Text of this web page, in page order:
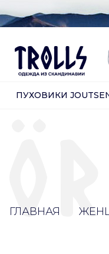
ПУХОВИКИ
ГЛАВНАЯ